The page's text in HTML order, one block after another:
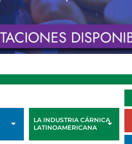
LA INDUSTRIA CÁRNICA
LATINOAMERICANA